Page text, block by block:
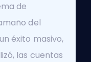
de
del
éxito masivo,
las cuentas